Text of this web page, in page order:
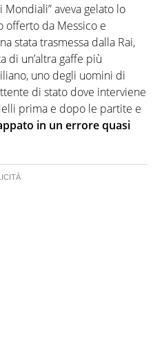
aveva gelato lo
offerto da Messico e
stata trasmessa dalla Rai,
di un’altra gaffe più
uno degli uomini di
di stato dove interviene
prima e dopo le partite e
in un errore quasi